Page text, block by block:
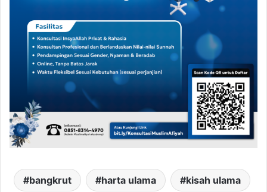
bangkrut harta ulama kisah ulama